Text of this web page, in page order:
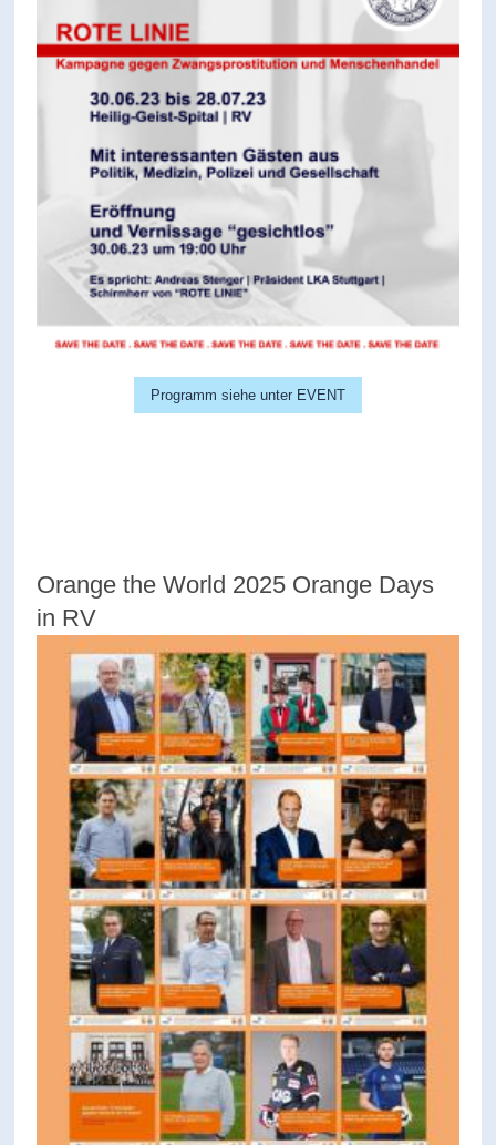
Programm siehe unter EVENT
Orange the World 2025 Orange Days
in RV